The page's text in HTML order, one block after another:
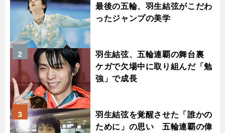
最後の五輪、羽生結弦がこだわ
ったジャンプの美学
羽生結弦、五輪連覇の舞台裏
ケガで欠場中に取り組んだ「勉
強」で成長
2
羽生結弦を覚醒させた「誰かの
ために」の思い 五輪連覇の偉
3